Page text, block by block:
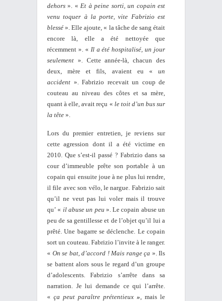
dehors ». «Et à peine sorti, un copain est
venu toquer à la porte, vite Fabrizio est
blessé». Elle ajoute, « la tâche de sang était
encore là, elle a été nettoyée que
récemment ». « Il a été hospitalisé, un jour
seulement ». Cette année-là, chacun des
deux, mère et fils, avaient eu « un
accident ». Fabrizio recevait un coup de
couteau au niveau des côtes et sa mère,
quant à elle, avait reçu « le toit d’un bus sur
la tête ».
Lors du premier entretien, je reviens sur
cette agression dont il a été victime en
2010. Que s’est-il passé ? Fabrizio dans sa
cour d’immeuble prête son portable à un
copain qui ensuite joue à ne plus lui rendre,
il file avec son vélo, le nargue. Fabrizio sait
qu’il ne veut pas lui voler mais il trouve
qu’ « il abuse un peu ». Le copain abuse un
peu de sa gentillesse et de l’objet qu’il lui a
prêté. Une bagarre se déclenche. Le copain
sort un couteau. Fabrizio l’invite à le ranger.
« On se bat, d’accord ! Mais range ça ». Ils
se battent alors sous le regard d’un groupe
d’adolescents. Fabrizio s’arrête dans sa
narration. Je lui demande ce qui l’arrête.
« ça peut paraître prétentieux », mais le